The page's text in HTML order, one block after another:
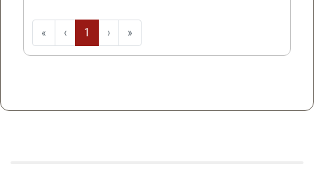
« ‹ 1 › »